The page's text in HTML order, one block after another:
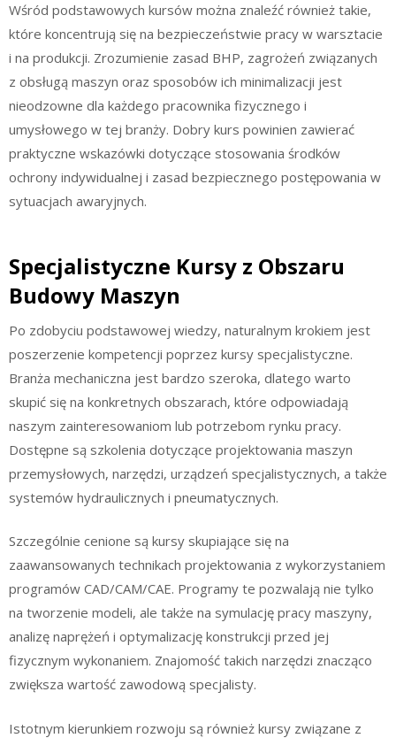
Wśród podstawowych kursów można znaleźć również takie,
które koncentrują się na bezpieczeństwie pracy w warsztacie
i na produkcji. Zrozumienie zasad BHP, zagrożeń związanych
z obsługą maszyn oraz sposobów ich minimalizacji jest
nieodzowne dla każdego pracownika fizycznego i
umysłowego w tej branży. Dobry kurs powinien zawierać
praktyczne wskazówki dotyczące stosowania środków
ochrony indywidualnej i zasad bezpiecznego postępowania w
sytuacjach awaryjnych.
Specjalistyczne Kursy z Obszaru
Budowy Maszyn
Po zdobyciu podstawowej wiedzy, naturalnym krokiem jest
poszerzenie kompetencji poprzez kursy specjalistyczne.
Branża mechaniczna jest bardzo szeroka, dlatego warto
skupić się na konkretnych obszarach, które odpowiadają
naszym zainteresowaniom lub potrzebom rynku pracy.
Dostępne są szkolenia dotyczące projektowania maszyn
przemysłowych, narzędzi, urządzeń specjalistycznych, a także
systemów hydraulicznych i pneumatycznych.
Szczególnie cenione są kursy skupiające się na
zaawansowanych technikach projektowania z wykorzystaniem
programów CAD/CAM/CAE. Programy te pozwalają nie tylko
na tworzenie modeli, ale także na symulację pracy maszyny,
analizę naprężeń i optymalizację konstrukcji przed jej
fizycznym wykonaniem. Znajomość takich narzędzi znacząco
zwiększa wartość zawodową specjalisty.
Istotnym kierunkiem rozwoju są również kursy związane z